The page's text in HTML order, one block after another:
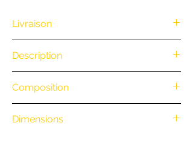
Livraison
100€ d'achat. (Exclusivité Web non
valable pour une commande
par téléphone)
• Retrait en boutique : gratuit
• Livraison à vélo par notre coursier
Description
Composition
Dimensions